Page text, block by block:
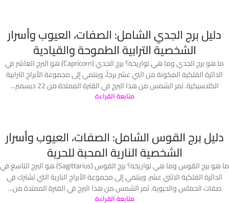
دليل برج الجدي الشامل: الصفات، العيوب وأسرار
الشخصية الترابية الطموحة والقيادية
ما هو برج الجدي وما هي تواريخه؟ برج الجدي (Capricorn) هو البرج العاشر في
الدائرة الفلكية المكونة من اثني عشر برجاً، وينتمي إلى مجموعة الأبراج الترابية
الكلاسيكية. تمر الشمس من هذا البرج في الفترة الممتدة من 22 ديسمبر...
متابعة القراءة
دليل برج القوس الشامل: الصفات، العيوب وأسرار
الشخصية النارية المحبة للحرية
ما هو برج القوس وما هي تواريخه؟ برج القوس (Sagittarius) هو البرج التاسع في
الدائرة الفلكية الاثني عشر، وينتمي إلى مجموعة الأبراج النارية التي تشترك في
صفات الحماس والحيوية. تمر الشمس من هذا البرج في الفترة الممتدة من...
متابعة القراءة